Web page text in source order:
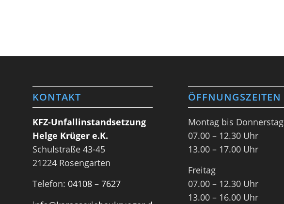
KONTAKT
KFZ-Unfallinstandsetzung
Helge Krüger e.K.
Schulstraße 43-45
21224 Rosengarten
Telefon: 04108 – 7627
ÖFFNUNGSZEITEN
Montag bis Donnerstag
07.00 – 12.30 Uhr
13.00 – 17.00 Uhr
Freitag
07.00 – 12.30 Uhr
13.00 – 16.00 Uhr